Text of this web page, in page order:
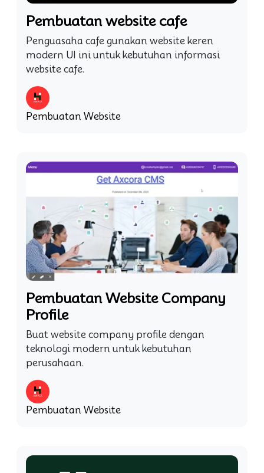
Pembuatan website cafe
Penguasaha cafe gunakan website keren
modern UI ini untuk kebutuhan informasi
website cafe.
Pembuatan Website
Pembuatan Website Company
Profile
Buat website company profile dengan
teknologi modern untuk kebutuhan
perusahaan.
Pembuatan Website